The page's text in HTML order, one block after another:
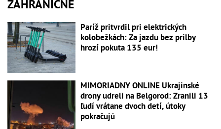
ZAHRANIČNÉ
Paríž pritvrdil pri elektrických
kolobežkách: Za jazdu bez prilby
hrozí pokuta 135 eur!
MIMORIADNY ONLINE Ukrajinské
drony udreli na Belgorod: Zranili 13
ľudí vrátane dvoch detí, útoky
pokračujú